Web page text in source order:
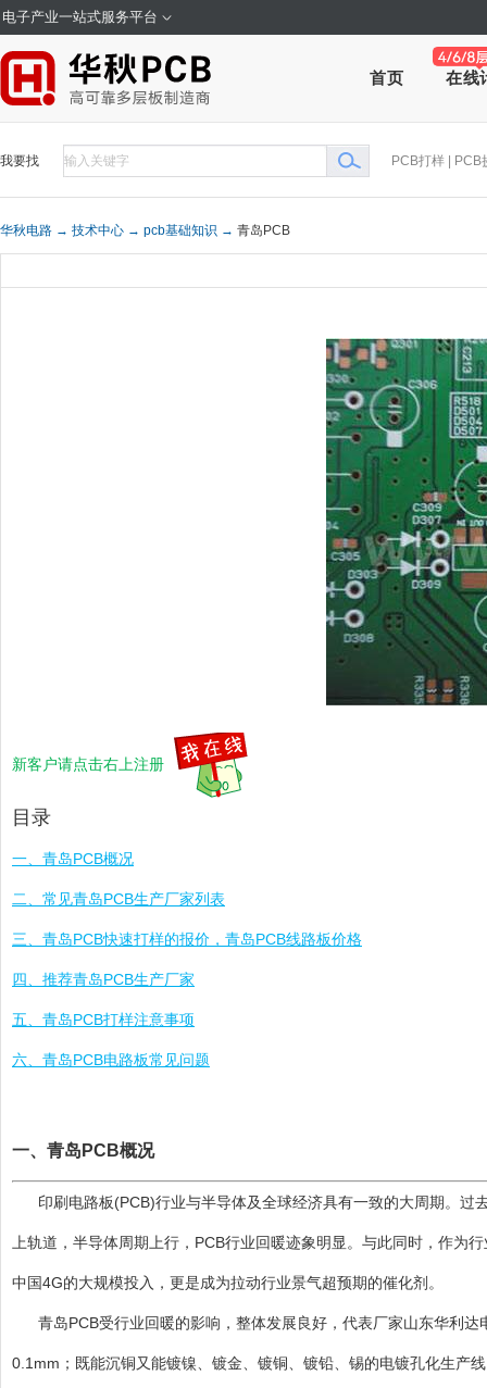
电子产业一站式服务平台
首页 在线
我要找 PCB打样 PCB
华秋电路 → 技术中心 → pcb基础知识 → 青岛PCB
新客户请点击右上注册
目录
一、青岛PCB概况
二、常见青岛PCB生产厂家列表
三、青岛PCB快速打样的报价，青岛PCB线路板价格
四、推荐青岛PCB生产厂家
五、青岛PCB打样注意事项
六、青岛PCB电路板常见问题
一、青岛PCB概况
印刷电路板(PCB)行业与半导体及全球经济具有一致的大周期。
上轨道，半导体周期上行，PCB行业回暖迹象明显。与此同时，作
中国4G的大规模投入，更是成为拉动行业景气超预期的催化剂。
青岛PCB受行业回暖的影响，整体发展良好，代表厂家山东华利
0.1mm；既能沉铜又能镀镍、镀金、镀铜、镀铅、锡的电镀孔化生产